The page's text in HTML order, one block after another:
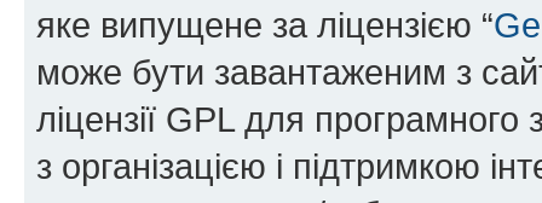
яке випущене за ліцензією “
може бути завантаженим з
ліцензії GPL для
з організацією і підтримкою